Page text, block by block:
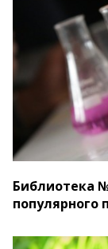
Библиотека
популярного